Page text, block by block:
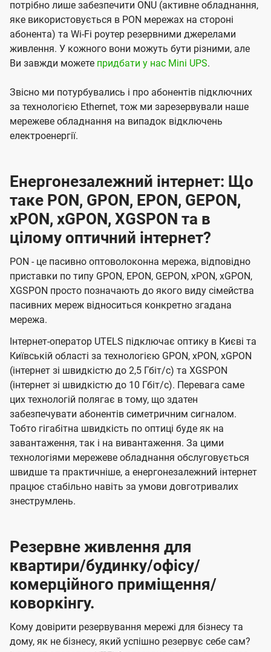
потрібно лише забезпечити ONU (активне обладнання,
яке використовується в PON мережах на стороні
абонента) та Wi-Fi роутер резервними джерелами
живлення. У кожного вони можуть бути різними, але
Ви завжди можете придбати у нас Mini UPS.
Звісно ми потурбувались і про абонентів підключних
за технологією Ethernet, тож ми зарезервували наше
мережеве обладнання на випадок відключень
електроенергії.
Енергонезалежний інтернет: Що
таке PON, GPON, EPON, GEPON,
xPON, xGPON, XGSPON та в
цілому оптичний інтернет?
PON - це пасивно оптоволоконна мережа, відповідно
приставки по типу GPON, EPON, GEPON, xPON, xGPON,
XGSPON просто позначають до якого виду сімейства
пасивних мереж відноситься конкретно згадана
мережа.
Інтернет-оператор UTELS підключає оптику в Києві та
Київській області за технологією GPON, xPON, xGPON
(інтернет зі швидкістю до 2,5 Гбіт/с) та XGSPON
(інтернет зі швидкістю до 10 Гбіт/с). Перевага саме
цих технологій полягає в тому, що здатен
забезпечувати абонентів симетричним сигналом.
Тобто гігабітна швидкість по оптиці буде як на
завантаження, так і на вивантаження. За цими
технологіями мережеве обладнання обслуговується
швидше та практичніше, а енергонезалежний інтернет
працює стабільно навіть за умови довготривалих
знеструмлень.
Резервне живлення для
квартири/будинку/офісу/
комерційного приміщення/
коворкінгу.
Кому довірити резервування мережі для бізнесу та
дому, як не бізнесу, який успішно резервує себе сам?